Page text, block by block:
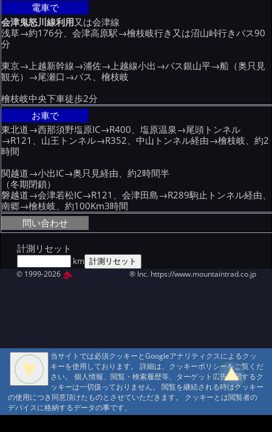
電車で
会津鬼怒川線利用又は会津線
浅草→約176分、会津高原駅→檜枝岐行き又は沼山峠行きバス90
分
東京→上越新幹線→浦佐→上越線小出→バス銀山平→船（奥只見
観光）→尾瀬口→バス、檜枝岐
檜枝岐中央下車徒歩2分
お車で
東北道→西那須野塩原IC→R400、塩原温泉→尾頭トンネル
→R121、山王トンネル→R352、中山トンネル経由→檜枝岐、約2
時間
関越道→小出IC→奥只見経由、約2時間半
（冬期閉鎖）
磐越道→会津若松IC→R121、会津田島→R289駒止トンネル経由、
南郷→檜枝岐、約100Km3時間
問い合わせ
計測リセット
km
© 1999-2026 MountAin TRAD ® Inc. https://www.mountaintrad.co.jp
当サイトでは必須クッキーとGoogleアナリティクスによるクッ
キーを使用しております。 詳細は、クッキーポリシーをご覧くだ
さい。 個人情報、閲覧・検索履歴等、ターゲット広告に関するク
ッキーは一切扱っておりません。 閲覧を継続される時はクッキー
の使用につき同意頂けたものとさせていただきます。 クッキーとは閲覧者の
デバイスに格納するデータの事です。